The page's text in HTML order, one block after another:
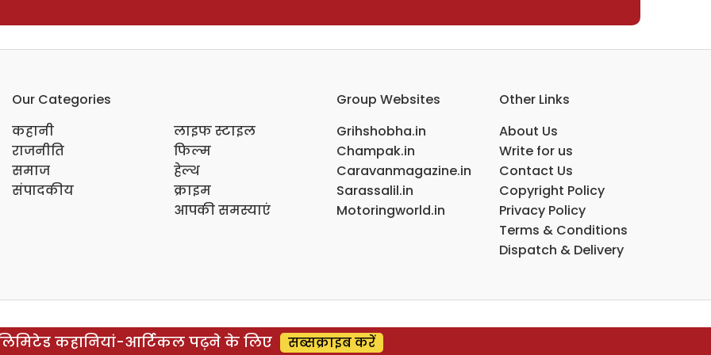
Our Categories
कहानी
राजनीति
समाज
संपादकीय
लाइफ स्टाइल
फिल्म
हेल्थ
क्राइम
आपकी समस्याएं
Group Websites
Grihshobha.in
Champak.in
Caravanmagazine.in
Sarassalil.in
Motoringworld.in
Other Links
About Us
Write for us
Contact Us
Copyright Policy
Privacy Policy
Terms & Conditions
Dispatch & Delivery
कहानियां-आर्टिकल पढ़ने के लिए सब्सक्राइब करें